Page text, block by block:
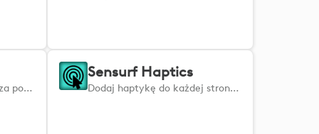
Steruj lampką BusyLight za pomocą aplikacji Logi Actions: jednym dotknięciem możesz wyświetlić status „zajęty”, „dostępny” lub „słuchawki”.
Sensurf Haptics
Dodaj haptykę do każdej strony internetowej: poczuj wibracje po najechaniu kursorem i kliknięciu, aby przyspieszyć przepływ i zwiększyć produktywność.